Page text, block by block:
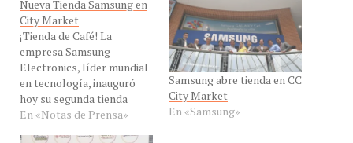
City Market
¡Tienda de Café! La
empresa Samsung
Electronics, líder mundial
en tecnología, inauguró
hoy su segunda tienda
Samsung en el Centro
Comercial City Market,
ubicado en Sabana Grande,
En «Notas de Prensa»
Samsung abre tienda en CC
City Market
En «Samsung»